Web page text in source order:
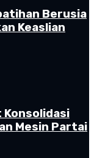
Berusia
Keaslian
Konsolidasi
Mesin Partai